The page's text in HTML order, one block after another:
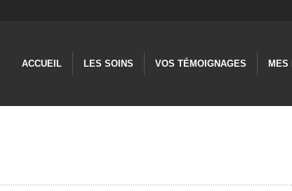
ACCUEIL LES SOINS VOS TÉMOIGNAGES MES